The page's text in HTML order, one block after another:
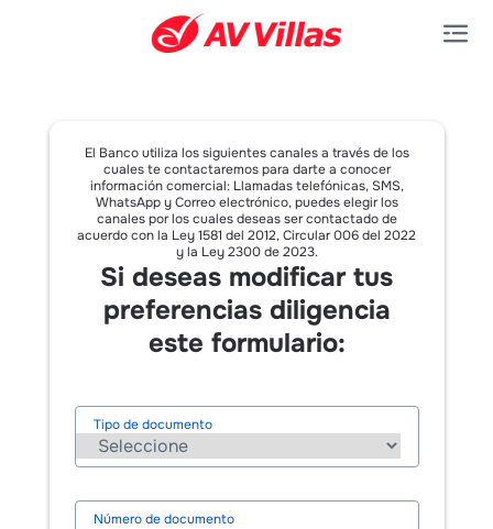
Saltar al contenido principal
El Banco utiliza los siguientes canales a través de los
cuales te contactaremos para darte a conocer
información comercial: Llamadas telefónicas, SMS,
WhatsApp y Correo electrónico, puedes elegir los
canales por los cuales deseas ser contactado de
acuerdo con la Ley 1581 del 2012, Circular 006 del 2022
y la Ley 2300 de 2023.
Si deseas modificar tus
preferencias diligencia
este formulario:
Tipo de documento
Número de documento